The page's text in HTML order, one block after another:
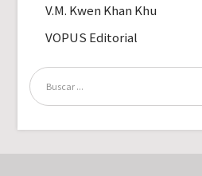
V.M. Kwen Khan Khu
VOPUS Editorial